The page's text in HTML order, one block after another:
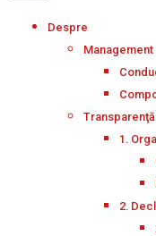
Menu
Despre
Management
Transparenţă
1.
2.